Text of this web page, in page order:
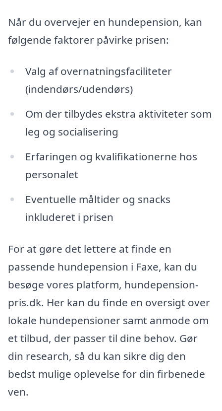
Når du overvejer en hundepension, kan
følgende faktorer påvirke prisen:
Valg af overnatningsfaciliteter
(indendørs/udendørs)
Om der tilbydes ekstra aktiviteter som
leg og socialisering
Erfaringen og kvalifikationerne hos
personalet
Eventuelle måltider og snacks
inkluderet i prisen
For at gøre det lettere at finde en
passende hundepension i Faxe, kan du
besøge vores platform, hundepension-
pris.dk. Her kan du finde en oversigt over
lokale hundepensioner samt anmode om
et tilbud, der passer til dine behov. Gør
din research, så du kan sikre dig den
bedst mulige oplevelse for din firbenede
ven.